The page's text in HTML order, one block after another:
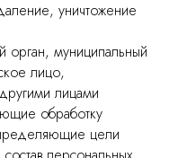
уничтожение
муниципальный
лицо,
лицами
обработку
цели